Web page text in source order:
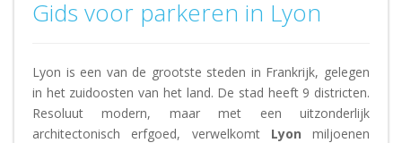
Gids voor parkeren in Lyon
Lyon is een van de grootste steden in Frankrijk, gelegen
in het zuidoosten van het land. De stad heeft 9 districten.
Resoluut modern, maar met een uitzonderlijk
architectonisch erfgoed, verwelkomt Lyon miljoenen